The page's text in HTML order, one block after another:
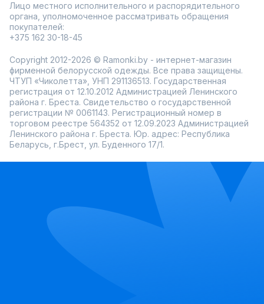
Лицо местного исполнительного и распорядительного
органа, уполномоченное рассматривать обращения
покупателей:
+375 162 30-18-45
Copyright 2012-2026 © Ramonki.by - интернет-магазин
фирменной белорусской одежды. Все права защищены.
ЧТУП «Чиколетта», УНП 291136513. Государственная
регистрация от 12.10.2012 Администрацией Ленинского
района г. Бреста. Свидетельство о государственной
регистрации № 0061143. Регистрационный номер в
торговом реестре 564352 от 12.09.2023 Администрацией
Ленинского района г. Бреста. Юр. адрес: Республика
Беларусь, г.Брест, ул. Буденного 17/1.